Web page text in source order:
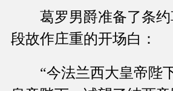
葛罗男爵准备了条约
段故作庄重的开场白：
“今法兰西大皇帝陛